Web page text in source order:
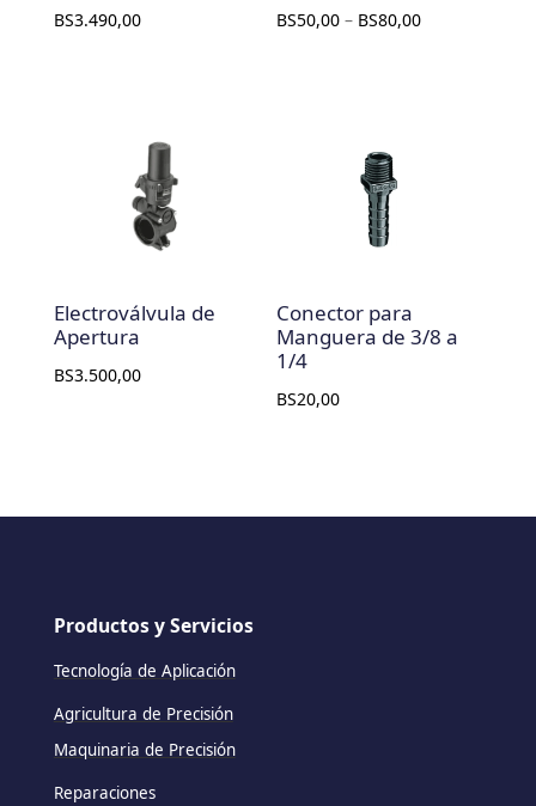
BS3.490,00 BS50,00 – BS80,00
Electroválvula de
Apertura
BS3.500,00
Conector para
Manguera de 3/8 a
1/4
BS20,00
Productos y Servicios
Tecnología de Aplicación
Agricultura de Precisión
Maquinaria de Precisión
Reparaciones